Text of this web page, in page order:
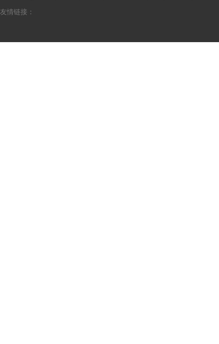
友情链接：